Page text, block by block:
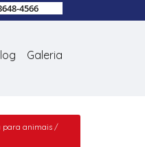
4566
Galeria
para animais